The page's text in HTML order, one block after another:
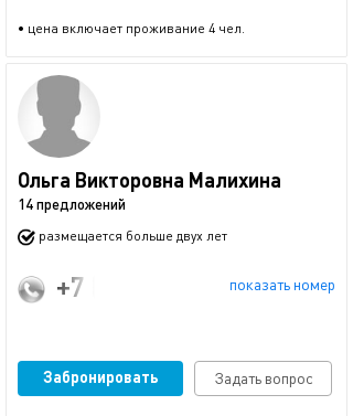
• цена включает проживание 4 чел.
Ольга Викторовна Малихина
14 предложений
размещается больше двух лет
показать номер
+7 (919) 625-29-63
Забронировать Задать вопрос